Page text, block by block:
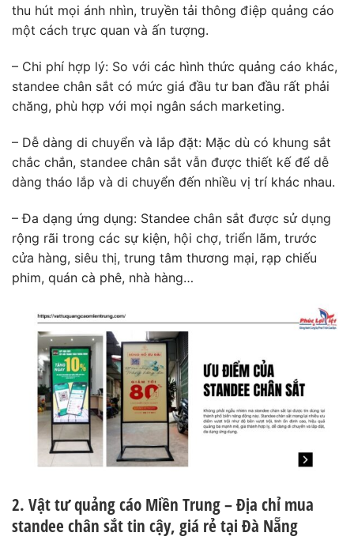
thu hút mọi ánh nhìn, truyền tải thông điệp quảng cáo
một cách trực quan và ấn tượng.
– Chi phí hợp lý: So với các hình thức quảng cáo khác,
standee chân sắt có mức giá đầu tư ban đầu rất phải
chăng, phù hợp với mọi ngân sách marketing.
– Dễ dàng di chuyển và lắp đặt: Mặc dù có khung sắt
chắc chắn, standee chân sắt vẫn được thiết kế để dễ
dàng tháo lắp và di chuyển đến nhiều vị trí khác nhau.
– Đa dạng ứng dụng: Standee chân sắt được sử dụng
rộng rãi trong các sự kiện, hội chợ, triển lãm, trước
cửa hàng, siêu thị, trung tâm thương mại, rạp chiếu
phim, quán cà phê, nhà hàng…
2. Vật tư quảng cáo Miền Trung – Địa chỉ mua
standee chân sắt tin cậy, giá rẻ tại Đà Nẵng